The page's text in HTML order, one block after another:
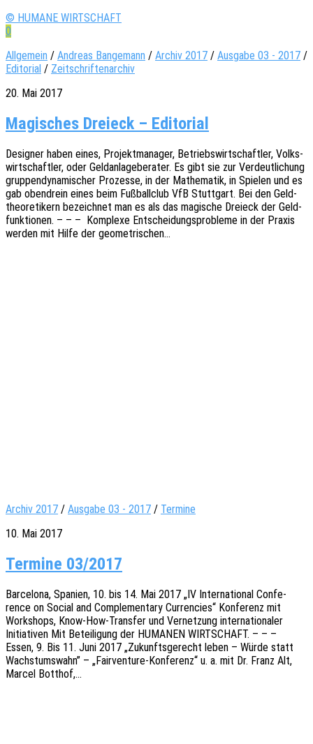
© HUMANE WIRTSCHAFT
0
Allgemein / Andreas Bangemann / Archiv 2017 / Ausgabe 03 - 2017 /
Editorial / Zeitschriftenarchiv
20. Mai 2017
Magisches Dreieck – Editorial
Desi­gner haben eines, Projekt­ma­na­ger, Betriebs­wirt­schaft­ler, Volks­
wirt­schaft­ler, oder Geld­an­la­ge­be­ra­ter. Es gibt sie zur Verdeut­li­chung
grup­pen­dy­na­mi­scher Prozes­se, in der Mathe­ma­tik, in Spie­len und es
gab oben­drein eines beim Fußball­club VfB Stutt­gart. Bei den Geld­
theo­re­ti­kern bezeich­net man es als das magi­sche Drei­eck der Geld­
funk­tio­nen. – – – Komple­xe Entschei­dungs­pro­ble­me in der Praxis
werden mit Hilfe der geometrischen…
Archiv 2017 / Ausgabe 03 - 2017 / Termine
10. Mai 2017
Termine 03/2017
Barce­lo­na, Spani­en, 10. bis 14. Mai 2017 „IV Inter­na­tio­nal Confe­
rence on Social and Comple­men­ta­ry Curren­ci­es“ Konfe­renz mit
Work­shops, Know-How-Tran­s­­fer und Vernet­zung inter­na­tio­na­ler
Initia­ti­ven Mit Betei­li­gung der HUMANEN WIRTSCHAFT. – – –
Essen, 9. Bis 11. Juni 2017 „Zukunfts­ge­recht leben – Würde statt
Wachs­tums­wahn” – „Fair­­ven­­tu­re-Konfe­­renz“ u. a. mit Dr. Franz Alt,
Marcel Botthof,…